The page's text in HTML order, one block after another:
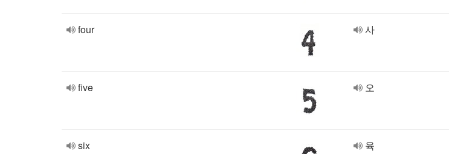
four 사
five 오
six 육